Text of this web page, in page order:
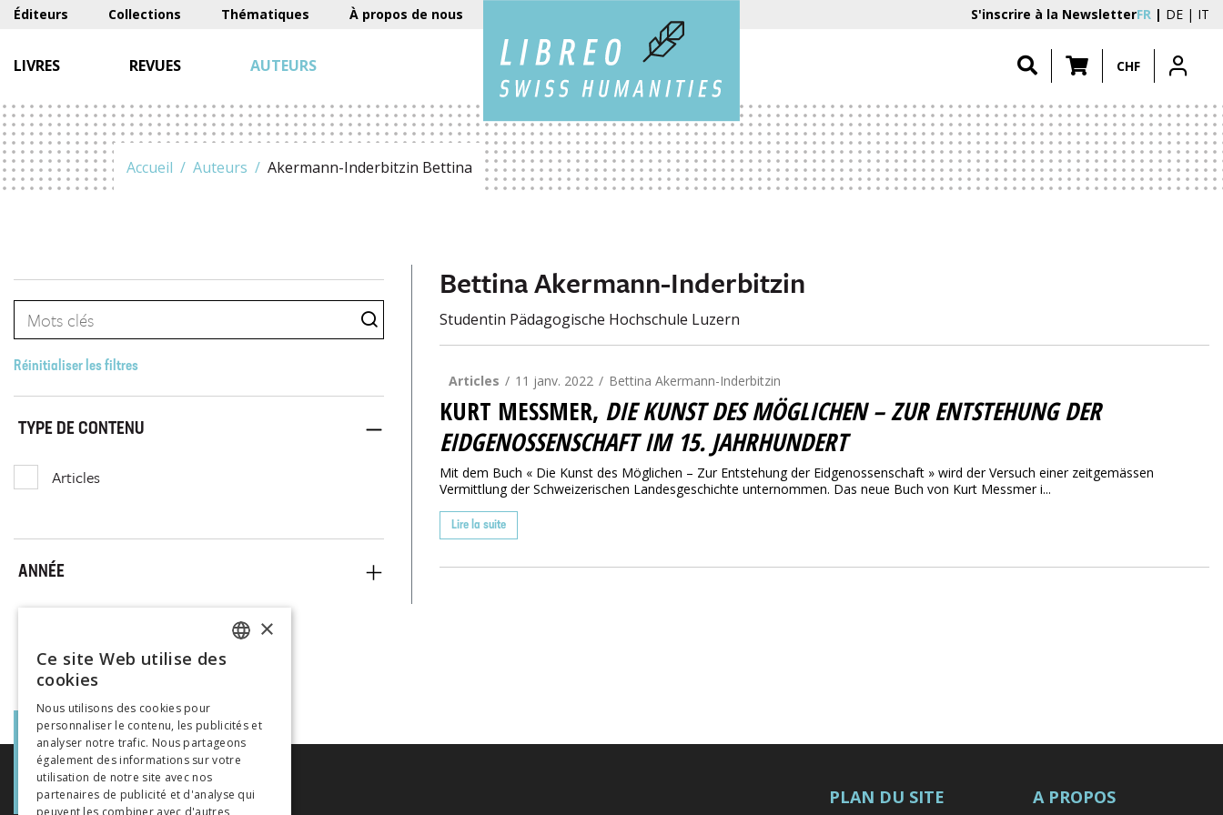
Éditeurs Collections Thématiques À propos de nous S'inscrire à la NewsletterFR DE IT
LIVRES REVUES AUTEURS CHF
Accueil Auteurs Akermann-Inderbitzin Bettina
Réinitialiser les filtres
TYPE DE CONTENU
Articles
ANNÉE
Bettina Akermann-Inderbitzin
Studentin Pädagogische Hochschule Luzern
Articles 11 janv. 2022 Bettina Akermann-Inderbitzin
KURT MESSMER, DIE KUNST DES MÖGLICHEN – ZUR ENTSTEHUNG DER
EIDGENOSSENSCHAFT IM 15. JAHRHUNDERT
Mit dem Buch « Die Kunst des Möglichen – Zur Entstehung der Eidgenossenschaft » wird der Versuch einer zeitgemässen
Vermittlung der Schweizerischen Landesgeschichte unternommen. Das neue Buch von Kurt Messmer i...
Lire la suite
PLAN DU SITE A PROPOS
ITALIAN
×
Ce site Web utilise des
cookies
Nous utilisons des cookies pour
personnaliser le contenu, les publicités et
analyser notre trafic. Nous partageons
également des informations sur votre
utilisation de notre site avec nos
partenaires de publicité et d'analyse qui
peuvent les combiner avec d'autres